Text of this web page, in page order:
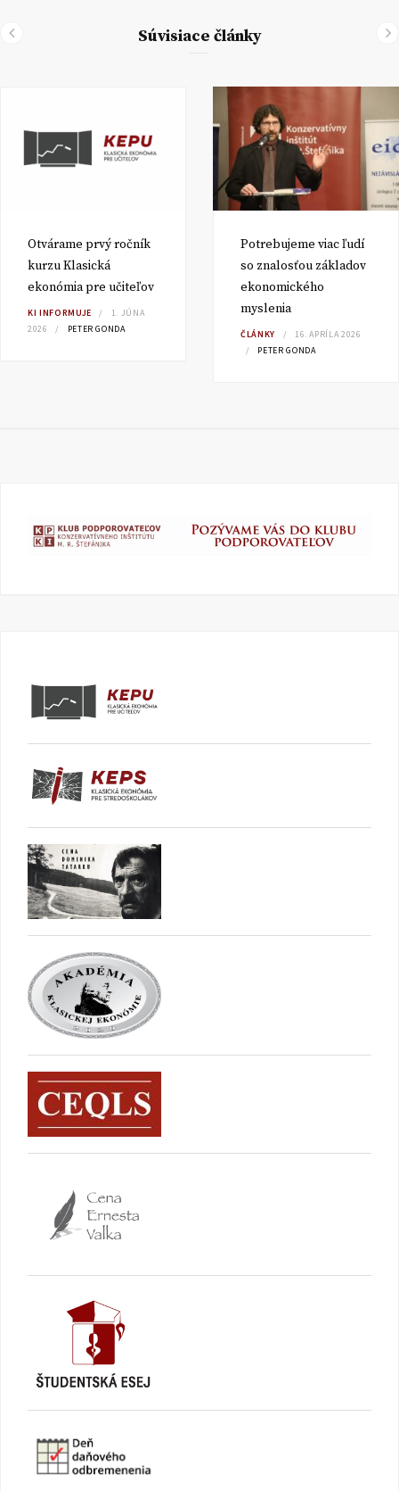
Súvisiace články
Otvárame prvý ročník
kurzu Klasická
ekonómia pre učiteľov
KI INFORMUJE
1. JÚNA
2026
PETER GONDA
Potrebujeme viac ľudí
so znalosťou základov
ekonomického
myslenia
ČLÁNKY
16. APRÍLA 2026
PETER GONDA